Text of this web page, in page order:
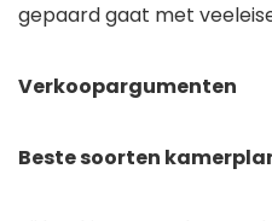
gepaard gaat met
Verkoopargumenten
Beste soorten